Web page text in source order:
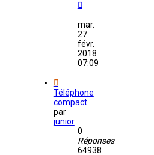
mar.
27
févr.
2018
07:09
Téléphone
compact
par
junior
0
Réponses
64938